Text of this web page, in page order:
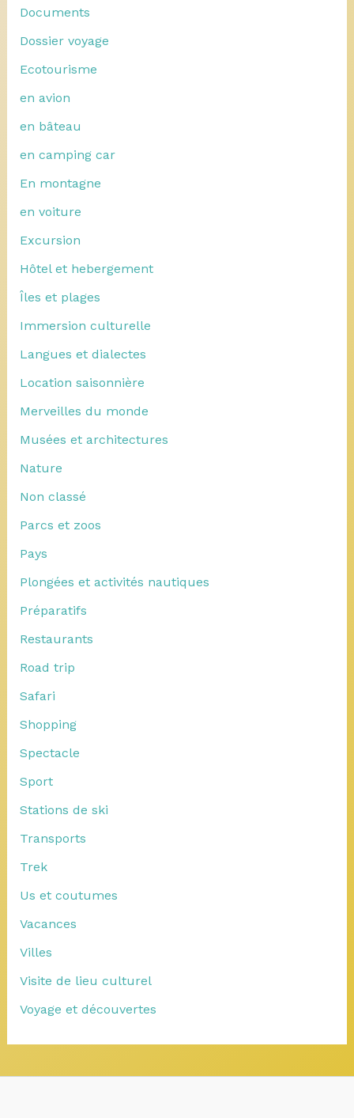
Documents
Dossier voyage
Ecotourisme
en avion
en bâteau
en camping car
En montagne
en voiture
Excursion
Hôtel et hebergement
Îles et plages
Immersion culturelle
Langues et dialectes
Location saisonnière
Merveilles du monde
Musées et architectures
Nature
Non classé
Parcs et zoos
Pays
Plongées et activités nautiques
Préparatifs
Restaurants
Road trip
Safari
Shopping
Spectacle
Sport
Stations de ski
Transports
Trek
Us et coutumes
Vacances
Villes
Visite de lieu culturel
Voyage et découvertes